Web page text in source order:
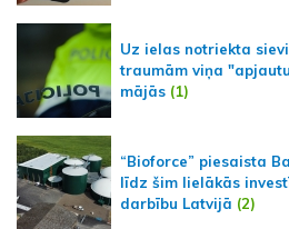
Uz ielas notriekta
traumām viņa
mājās (1)
“Bioforce” piesaista
līdz šim lielākās
darbību Latvijā (2)